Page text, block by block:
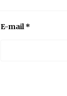
E-mail*